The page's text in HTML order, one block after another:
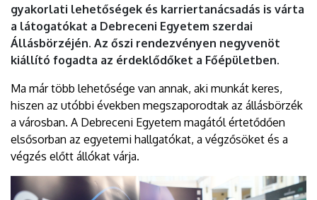
gyakorlati lehetőségek és karriertanácsadás is várta
a látogatókat a Debreceni Egyetem szerdai
Állásbörzéjén. Az őszi rendezvényen negyvenöt
kiállító fogadta az érdeklődőket a Főépületben.
Ma már több lehetősége van annak, aki munkát keres,
hiszen az utóbbi években megszaporodtak az állásbörzék
a városban. A Debreceni Egyetem magától értetődően
elsősorban az egyetemi hallgatókat, a végzősöket és a
végzés előtt állókat várja.